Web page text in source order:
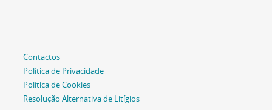
Contactos
Política de Privacidade
Política de Cookies
Resolução Alternativa de Litígios